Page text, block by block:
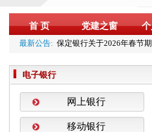
首 页 党建之窗
最新公告: 保定银行关于2026年春节
保定银行关于2026年元旦期
保定银行个人贷款正常履约
关于保定银行股份有限公司
展合作的公告
保定银行关于2026年端午节
电子银行
网上银行
移动银行